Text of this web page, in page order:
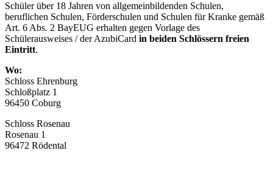
Schüler über 18 Jahren von allgemeinbildenden Schulen,
beruflichen Schulen, Förderschulen und Schulen für Kranke gemäß
Art. 6 Abs. 2 BayEUG erhalten gegen Vorlage des
Schülerausweises / der AzubiCard in beiden Schlössern freien
Eintritt.
Wo:
Schloss Ehrenburg
Schloßplatz 1
96450 Coburg
Schloss Rosenau
Rosenau 1
96472 Rödental